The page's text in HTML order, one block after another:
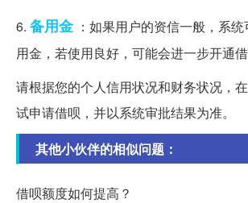
6. 备用金：如果用户的资信一般，系统
用金，若使用良好，可能会进一步开通借
请根据您的个人信用状况和财务状况，
试申请借呗，并以系统审批结果为准。
其他小伙伴的相似问题：
借呗额度如何提高？